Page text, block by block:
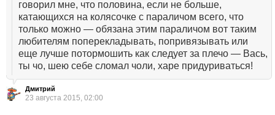
говорил мне, что половина, если не больше,
катающихся на колясочке с параличом всего, что
только можно — обязана этим параличом вот таким
любителям поперекладывать, попривязывать или
еще лучше потормошить как следует за плечо — Вась,
ты чо, шею себе сломал чоли, харе придуриваться!
Дмитрий
23 августа 2015, 02:00